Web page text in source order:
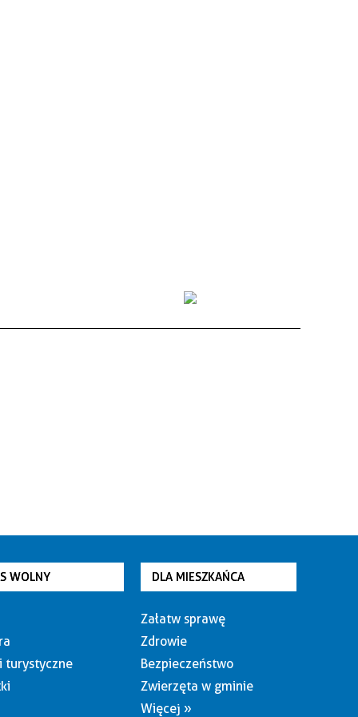
WOLNY
turystyczne
DLA MIESZKAŃCA
Załatw sprawę
Zdrowie
Bezpieczeństwo
Zwierzęta w gminie
Więcej »